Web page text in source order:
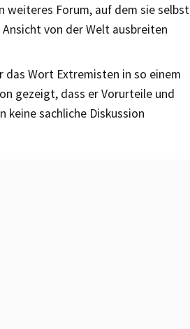
weiteres Forum, auf dem sie selbst
von der Welt ausbreiten
das Wort Extremisten in so einem
gezeigt, dass er Vorurteile und
keine sachliche Diskussion